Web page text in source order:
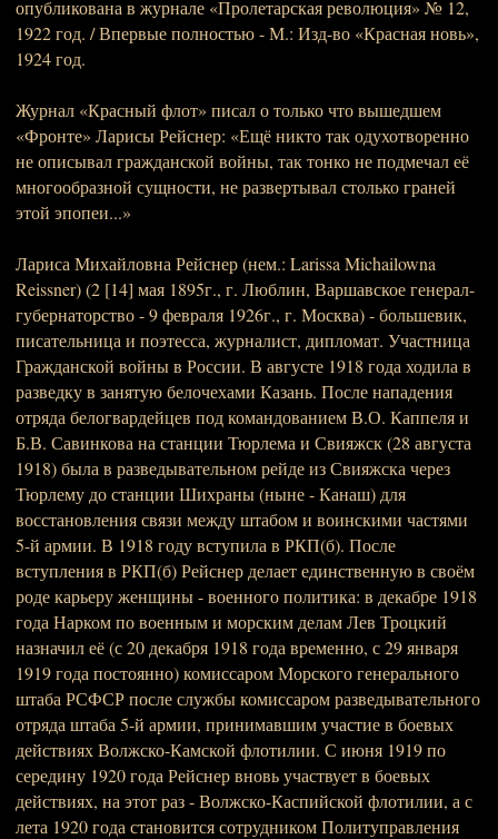
опубликована в журнале «Пролетарская революция» № 12,
1922 год. / Впервые полностью - М.: Изд-во «Красная новь»,
1924 год.
Журнал «Красный флот» писал о только что вышедшем
«Фронте» Ларисы Рейснер: «Ещё никто так одухотворенно
не описывал гражданской войны, так тонко не подмечал её
многообразной сущности, не развертывал столько граней
этой эпопеи...»
Лариса Михайловна Рейснер (нем.: Larissa Michailowna
Reissner) (2 [14] мая 1895г., г. Люблин, Варшавское генерал-
губернаторство - 9 февраля 1926г., г. Москва) - большевик,
писательница и поэтесса, журналист, дипломат. Участница
Гражданской войны в России. В августе 1918 года ходила в
разведку в занятую белочехами Казань. После нападения
отряда белогвардейцев под командованием В.О. Каппеля и
Б.В. Савинкова на станции Тюрлема и Свияжск (28 августа
1918) была в разведывательном рейде из Свияжска через
Тюрлему до станции Шихраны (ныне - Канаш) для
восстановления связи между штабом и воинскими частями
5-й армии. В 1918 году вступила в РКП(б). После
вступления в РКП(б) Рейснер делает единственную в своём
роде карьеру женщины - военного политика: в декабре 1918
года Нарком по военным и морским делам Лев Троцкий
назначил её (с 20 декабря 1918 года временно, с 29 января
1919 года постоянно) комиссаром Морского генерального
штаба РСФСР после службы комиссаром разведывательного
отряда штаба 5-й армии, принимавшим участие в боевых
действиях Волжско-Камской флотилии. С июня 1919 по
середину 1920 года Рейснер вновь участвует в боевых
действиях, на этот раз - Волжско-Каспийской флотилии, а с
лета 1920 года становится сотрудником Политуправления